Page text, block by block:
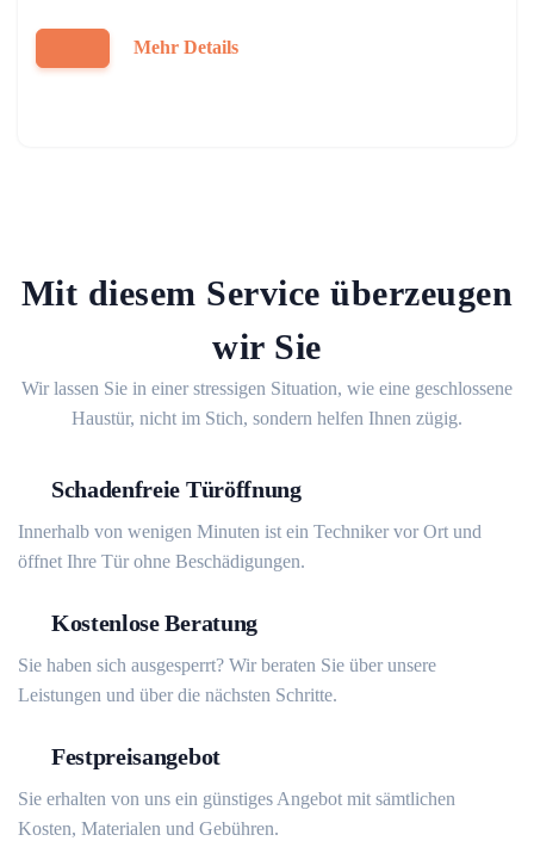
Mehr Details
Mit diesem Service überzeugen
wir Sie
Wir lassen Sie in einer stressigen Situation, wie eine geschlossene
Haustür, nicht im Stich, sondern helfen Ihnen zügig.
Schadenfreie Türöffnung
Innerhalb von wenigen Minuten ist ein Techniker vor Ort und
öffnet Ihre Tür ohne Beschädigungen.
Kostenlose Beratung
Sie haben sich ausgesperrt? Wir beraten Sie über unsere
Leistungen und über die nächsten Schritte.
Festpreisangebot
Sie erhalten von uns ein günstiges Angebot mit sämtlichen
Kosten, Materialen und Gebühren.